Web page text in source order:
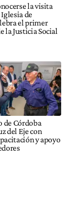
la visita
de
el primer
la Justicia Social
de Córdoba
del Eje con
y apoyo